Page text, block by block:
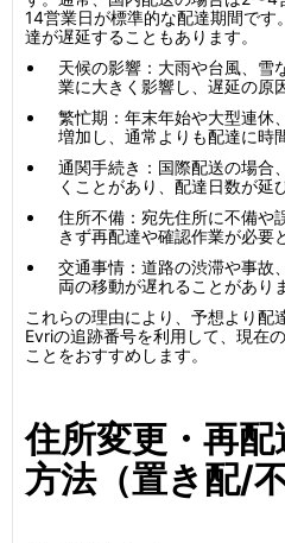
14営業日が標準的な配達期間です
達が遅延することもあります。
天候の影響：大雨や台風、雪
業に大きく影響し、遅延の原
繁忙期：年末年始や大型連休
増加し、通常よりも配達に時
通関手続き：国際配送の場合
くことがあり、配達日数が延
住所不備：宛先住所に不備や
きず再配達や確認作業が必要
交通事情：道路の渋滞や事故
両の移動が遅れることがあり
これらの理由により、予想より配
Evriの追跡番号を利用して、現在
ことをおすすめします。
住所変更・再配
方法（置き配/不